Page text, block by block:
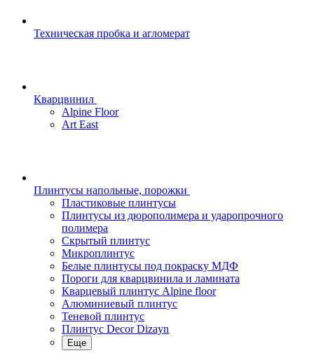
Техническая пробка и агломерат
Кварцвинил
Alpine Floor
Art East
Плинтусы напольные, порожки
Пластиковые плинтусы
Плинтусы из дюрополимера и ударопрочного
полимера
Скрытый плинтус
Микроплинтус
Белые плинтусы под покраску МДФ
Пороги для кварцвинила и ламината
Кварцевый плинтус Alpine floor
Алюминиевый плинтус
Теневой плинтус
Плинтус Decor Dizayn
Еще